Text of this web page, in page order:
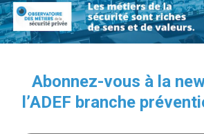
Abonnez-vous à la
l’ADEF branche